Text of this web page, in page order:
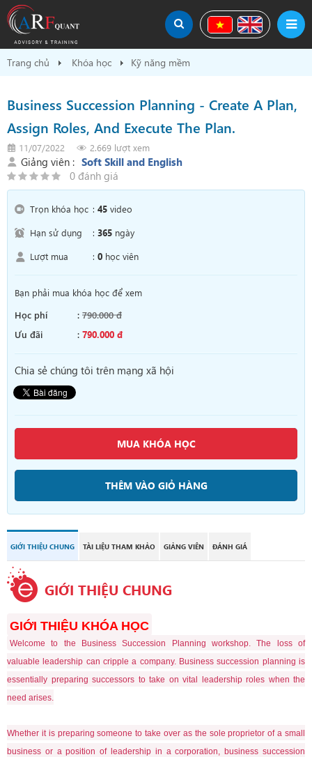
Trang chủ Khóa học Kỹ năng mềm
Business Succession Planning - Create A Plan,
Assign Roles, And Execute The Plan.
11/07/2022 2.669 lượt xem
Giảng viên : Soft Skill and English
0 đánh giá
Trọn khóa học : 45 video
Hạn sử dụng
: 365 ngày
Lượt mua
: 0 học viên
Bạn phải mua khóa học để xem
Học phí
: 790.000 đ
Ưu đãi
: 790.000 đ
Chia sẻ chúng tôi trên mạng xã hội
MUA KHÓA HỌC
THÊM VÀO GIỎ HÀNG
GIỚI THIỆU CHUNG TÀI LIỆU THAM KHẢO GIẢNG VIÊN ĐÁNH GIÁ
GIỚI THIỆU CHUNG
GIỚI THIỆU KHÓA HỌC
Welcome to the Business Succession Planning workshop. The loss of
valuable leadership can cripple a company. Business succession planning is
essentially preparing successors to take on vital leadership roles when the
need arises.
Whether it is preparing someone to take over as the sole proprietor of a small
business or a position of leadership in a corporation, business succession